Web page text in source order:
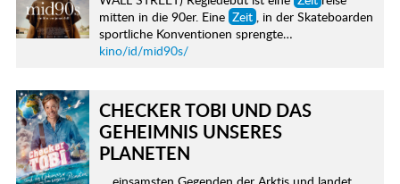
mitten in die 90er. Eine Zeit , in der Skateboarden
sportliche Konventionen sprengte…
kino/id/mid90s/
CHECKER TOBI UND DAS
GEHEIMNIS UNSERES
PLANETEN